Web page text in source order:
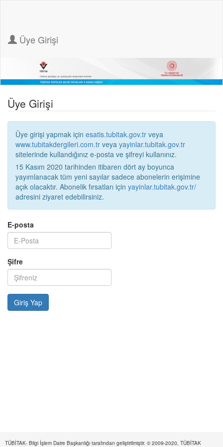
Üye Girişi
Üye Girişi
Üye girişi yapmak için esatis.tubitak.gov.tr veya
www.tubitakdergileri.com.tr veya yayinlar.tubitak.gov.tr
sitelerinde kullandığınız e-posta ve şifreyi kullanınız.
15 Kasım 2020 tarihinden itibaren dört ay boyunca
yayımlanacak tüm yeni sayılar sadece abonelerin erişimine
açık olacaktır. Abonelik fırsatları için yayinlar.tubitak.gov.tr/
adresini ziyaret edebilirsiniz.
E-posta
Şifre
TÜBİTAK- Bilgi İşlem Daire Başkanlığı tarafından geliştirilmiştir. © 2009-2020, TÜBİTAK